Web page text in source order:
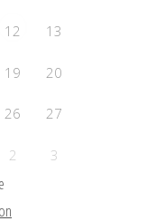
12 13
19 20
26 27
2 3